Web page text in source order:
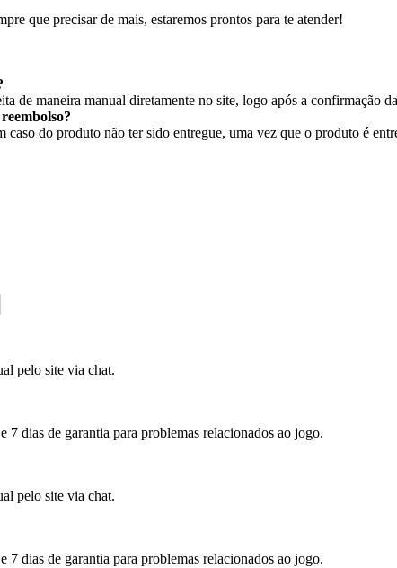
que precisar de mais, estaremos prontos para te atender!
de maneira manual diretamente no site, logo após a confirmação
caso do produto não ter sido entregue, uma vez que o produto é
pelo site via chat.
7 dias de garantia para problemas relacionados ao jogo.
pelo site via chat.
7 dias de garantia para problemas relacionados ao jogo.